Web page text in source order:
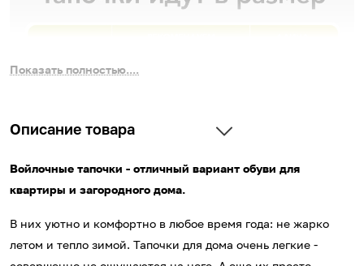
Показать полностью....
Описание товара
Войлочные тапочки - отличный вариант обуви для
квартиры и загородного дома.
В них уютно и комфортно в любое время года: не жарко
летом и тепло зимой. Тапочки для дома очень легкие -